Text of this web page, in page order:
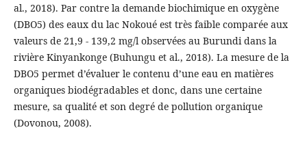
al., 2018). Par contre la demande biochimique en oxygène
(DBO5) des eaux du lac Nokoué est très faible comparée aux
valeurs de 21,9 - 139,2 mg/l observées au Burundi dans la
rivière Kinyankonge (Buhungu et al., 2018). La mesure de la
DBO5 permet d’évaluer le contenu d’une eau en matières
organiques biodégradables et donc, dans une certaine
mesure, sa qualité et son degré de pollution organique
(Dovonou, 2008).